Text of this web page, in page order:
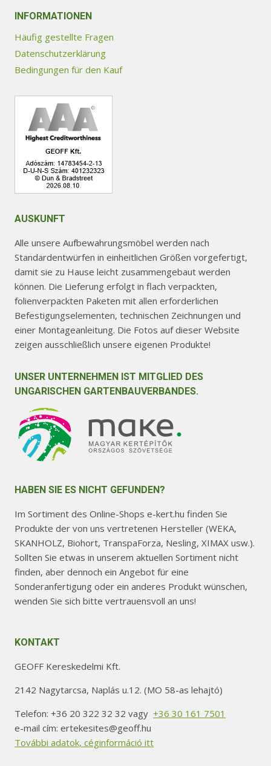
INFORMATIONEN
Häufig gestellte Fragen
Datenschutzerklärung
Bedingungen für den Kauf
AUSKUNFT
Alle unsere Aufbewahrungsmöbel werden nach
Standardentwürfen in einheitlichen Größen vorgefertigt,
damit sie zu Hause leicht zusammengebaut werden
können. Die Lieferung erfolgt in flach verpackten,
folienverpackten Paketen mit allen erforderlichen
Befestigungselementen, technischen Zeichnungen und
einer Montageanleitung. Die Fotos auf dieser Website
zeigen ausschließlich unsere eigenen Produkte!
UNSER UNTERNEHMEN IST MITGLIED DES
UNGARISCHEN GARTENBAUVERBANDES.
HABEN SIE ES NICHT GEFUNDEN?
Im Sortiment des Online-Shops e-kert.hu finden Sie
Produkte der von uns vertretenen Hersteller (WEKA,
SKANHOLZ, Biohort, TranspaForza, Nesling, XIMAX usw.).
Sollten Sie etwas in unserem aktuellen Sortiment nicht
finden, aber dennoch ein Angebot für eine
Sonderanfertigung oder ein anderes Produkt wünschen,
wenden Sie sich bitte vertrauensvoll an uns!
KONTAKT
GEOFF Kereskedelmi Kft.
2142 Nagytarcsa, Naplás u.12. (MO 58-as lehajtó)
Telefon: +36 20 322 32 32 vagy +36 30 161 7501
e-mail cím: ertekesites@geoff.hu
További adatok, céginformáció itt